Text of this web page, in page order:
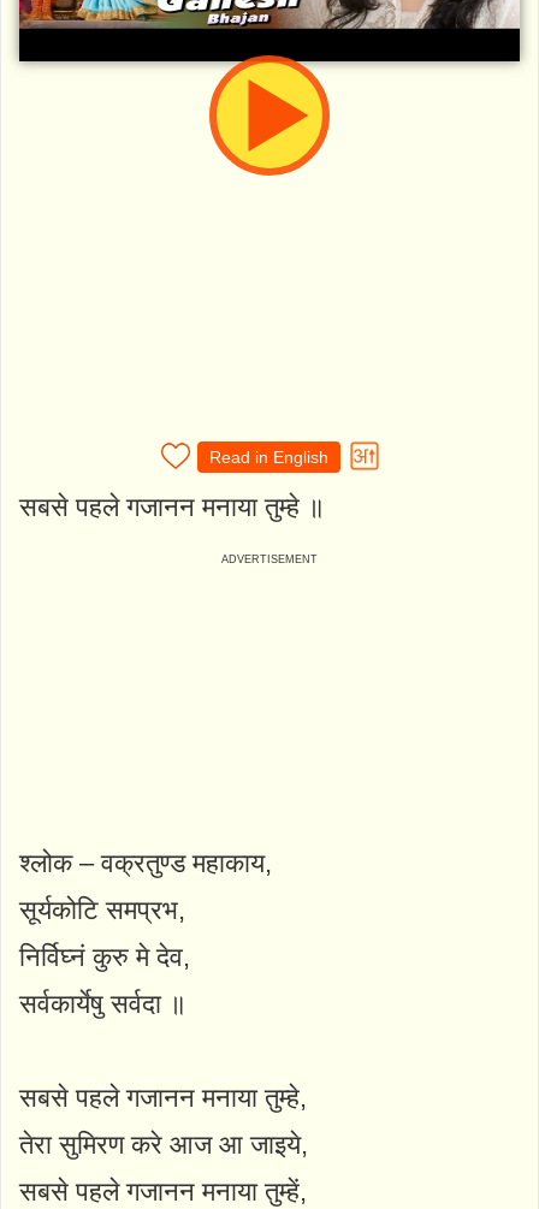
Read in English
सबसे पहले गजानन मनाया तुम्हे ॥
श्लोक – वक्रतुण्ड महाकाय,
सूर्यकोटि समप्रभ,
निर्विघ्नं कुरु मे देव,
सर्वकार्येषु सर्वदा ॥
सबसे पहले गजानन मनाया तुम्हे,
तेरा सुमिरण करे आज आ जाइये,
सबसे पहले गजानन मनाया तुम्हें,